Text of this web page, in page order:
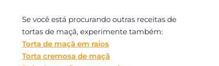
Se você está procurando outras receitas de
tortas de maçã, experimente também:
Torta de maçã em raios
Torta cremosa de maçã